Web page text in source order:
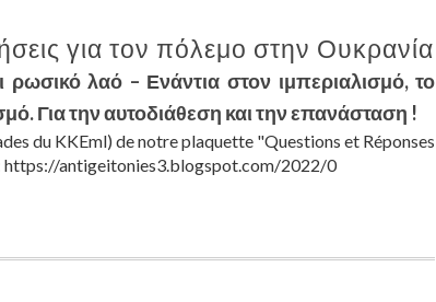
για τον πόλεμο στην Ουκρανία
ρωσικό λαό – Ενάντια στον ιμπεριαλισμό, το
Για την αυτοδιάθεση και την επανάσταση !
du KKEml) de notre plaquette "Questions et Réponses
https://antigeitonies3.blogspot.com/2022/0